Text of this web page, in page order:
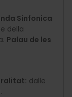
Sinfonica
della
Palau de les
dalle